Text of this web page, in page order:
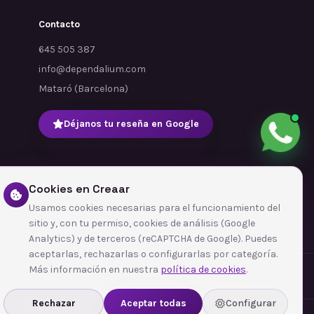
Contacto
645 505 387
info@dependalium.com
Mataró (Barcelona)
Déjanos tu reseña en Google
Cookies en Creaar
Usamos cookies necesarias para el funcionamiento del
sitio y, con tu permiso, cookies de análisis (Google
Analytics) y de terceros (reCAPTCHA de Google). Puedes
aceptarlas, rechazarlas o configurarlas por categoría.
Más información en nuestra política de cookies.
Rechazar Aceptar todas Configurar